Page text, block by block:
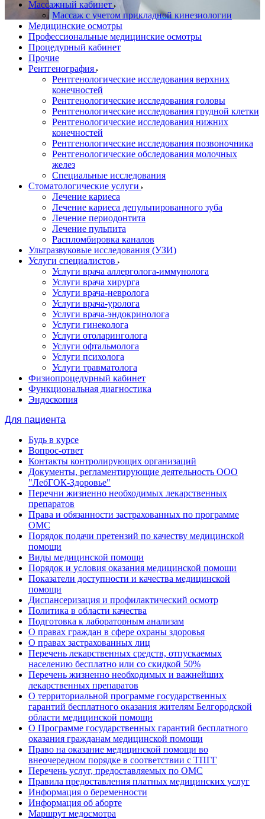
Массажный кабинет
Массаж с учетом прикладной кинезиологии
Медицинские осмотры
Профессиональные медицинские осмотры
Процедурный кабинет
Прочие
Рентгенография
Рентгенологические исследования верхних
конечностей
Рентгенологические исследования головы
Рентгенологические исследования грудной клетки
Рентгенологические исследования нижних
конечностей
Рентгенологические исследования позвоночника
Рентгенологические обследования молочных
желез
Специальные исследования
Стоматологические услуги
Лечение кариеса
Лечение кариеса депульпированного зуба
Лечение периодонтита
Лечение пульпита
Распломбировка каналов
Ультразвуковые исследования (УЗИ)
Услуги специалистов
Услуги врача аллерголога-иммунолога
Услуги врача хирурга
Услуги врача-невролога
Услуги врача-уролога
Услуги врача-эндокринолога
Услуги гинеколога
Услуги отоларинголога
Услуги офтальмолога
Услуги психолога
Услуги травматолога
Физиопроцедурный кабинет
Функциональная диагностика
Эндоскопия
Для пациента
Будь в курсе
Вопрос-ответ
Контакты контролирующих организаций
Документы, регламентирующие деятельность ООО
"ЛебГОК-Здоровье"
Перечни жизненно необходимых лекарственных
препаратов
Права и обязанности застрахованных по программе
ОМС
Порядок подачи претензий по качеству медицинской
помощи
Виды медицинской помощи
Порядок и условия оказания медицинской помощи
Показатели доступности и качества медицинской
помощи
Диспансеризация и профилактический осмотр
Политика в области качества
Подготовка к лабораторным анализам
О правах граждан в сфере охраны здоровья
О правах застрахованных лиц
Перечень лекарственных средств, отпускаемых
населению бесплатно или со скидкой 50%
Перечень жизненно необходимых и важнейших
лекарственных препаратов
О территориальной программе государственных
гарантий бесплатного оказания жителям Белгородской
области медицинской помощи
О Программе государственных гарантий бесплатного
оказания гражданам медицинской помощи
Право на оказание медицинской помощи во
внеочередном порядке в соответствии с ТПГГ
Перечень услуг, предоставляемых по ОМС
Правила предоставления платных медицинских услуг
Информация о беременности
Информация об аборте
Маршрут медосмотра